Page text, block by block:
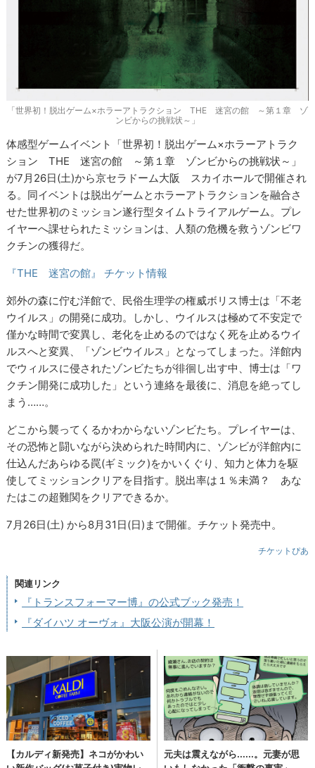
「世界初！脱出ゲーム×ホラーアトラクション THE 迷宮の館 ～第１章 ゾ
ンビからの挑戦状～」
体感型ゲームイベント「世界初！脱出ゲーム×ホラーアトラク
ション THE 迷宮の館 ～第１章 ゾンビからの挑戦状～」
が7月26日(土)から京セラドーム大阪 スカイホールで開催され
る。同イベントは脱出ゲームとホラーアトラクションを融合さ
せた世界初のミッション遂行型タイムトライアルゲーム。プレ
イヤーへ課せられたミッションは、人類の危機を救うゾンビワ
クチンの獲得だ。
『THE 迷宮の館』 チケット情報
郊外の森に佇む洋館で、民俗生理学の権威ボリス博士は「不老
ウイルス」の開発に成功。しかし、ウイルスは極めて不安定で
僅かな時間で変異し、老化を止めるのではなく死を止めるウイ
ルスへと変異、「ゾンビウイルス」となってしまった。洋館内
でウィルスに侵されたゾンビたちが徘徊し出す中、博士は「ワ
クチン開発に成功した」という連絡を最後に、消息を絶ってし
まう……。
どこから襲ってくるかわからないゾンビたち。プレイヤーは、
その恐怖と闘いながら決められた時間内に、ゾンビが洋館内に
仕込んだあらゆる罠(ギミック)をかいくぐり、知力と体力を駆
使してミッションクリアを目指す。脱出率は１％未満？ あな
たはこの超難関をクリアできるか。
7月26日(土) から8月31日(日)まで開催。チケット発売中。
チケットぴあ
関連リンク
『トランスフォーマー博』の公式ブック発売！
『ダイハツ オーヴォ』大阪公演が開幕！